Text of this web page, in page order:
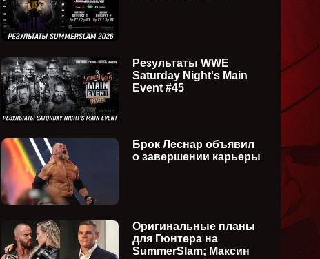
Результаты WWE
Saturday Night's Main
Event #45
Брок Леснар объявил
о завершении карьеры
Оригинальные планы
для Гюнтера на
SummerSlam; Максин